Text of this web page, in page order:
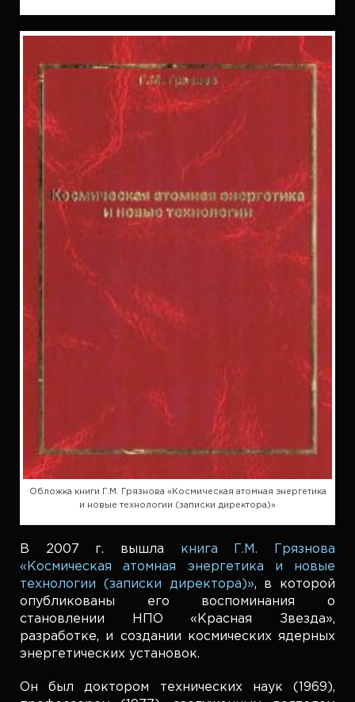
Обложка книги Г.М. Грязнова «Космическая атомная энергетика
и новые технологии (записки директора)»
В 2007 г. вышла книга Г.М. Грязнова
«Космическая атомная энергетика и новые
технологии (записки директора)», в которой
опубликованы его воспоминания о
становлении НПО «Красная Звезда»,
разработке, и создании космических ядерных
энергетических установок.
Он был доктором технических наук (1969),